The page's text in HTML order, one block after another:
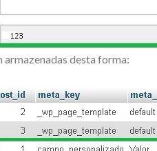
armazenadas desta forma: